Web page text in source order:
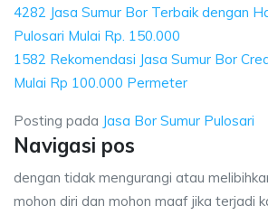
4282 Jasa Sumur Bor Terbaik dengan
Pulosari Mulai Rp. 150.000
1582 Rekomendasi Jasa Sumur Bor
Mulai Rp 100.000 Permeter
Posting pada Jasa Bor Sumur Pulosari
Navigasi pos
dengan tidak mengurangi atau
mohon diri dan mohon maaf jika terjadi